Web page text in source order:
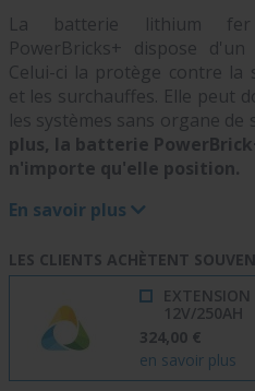
La batterie lithium fer
PowerBricks+ dispose
Celui-ci la protège contre la
et les surchauffes. Elle peut
les systèmes sans organe
plus, la batterie
n'importe qu'elle position.
En savoir plus
LES CLIENTS ACHÈTENT
EXTENSION
12V/250AH
324,00 €
en savoir plus